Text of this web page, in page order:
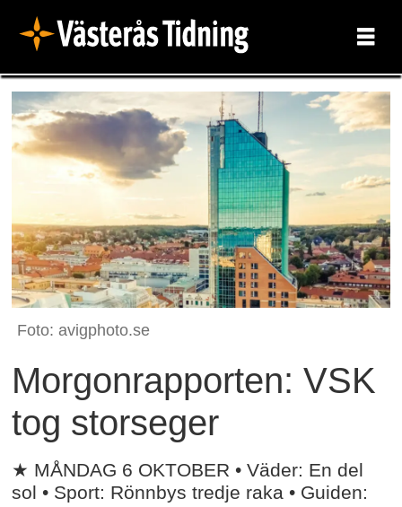
Foto: avigphoto.se
Morgonrapporten: VSK
tog storseger
★ MÅNDAG 6 OKTOBER • Väder: En del
sol • Sport: Rönnbys tredje raka • Guiden: